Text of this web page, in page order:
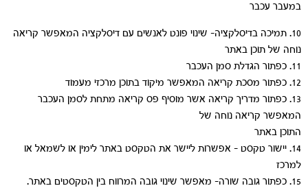
במעבר עכבר
10. תמיכה בדיסלקציה- שינוי פונט לאנשים עם דיסלקציה המאפשר קריאה
נוחה של תוכן באתר
11. כפתור הגדלת סמן העכבר
12. כפתור מסכת קריאה המאפשר מיקוד בתוכן מרכזי מעמוד
13. כפתור מדריך קריאה אשר מוסיף פס קריאה מתחת לסמן העכבר
המאפשר קריאה נוחה של
התוכן באתר
14. יישור טקסט – אפשרות ליישר את הטקסט באתר לימין או לשמאל או
למרכז
15. כפתור גובה שורה- מאפשר שינוי גובה המרווח בין הטקסטים באתר.